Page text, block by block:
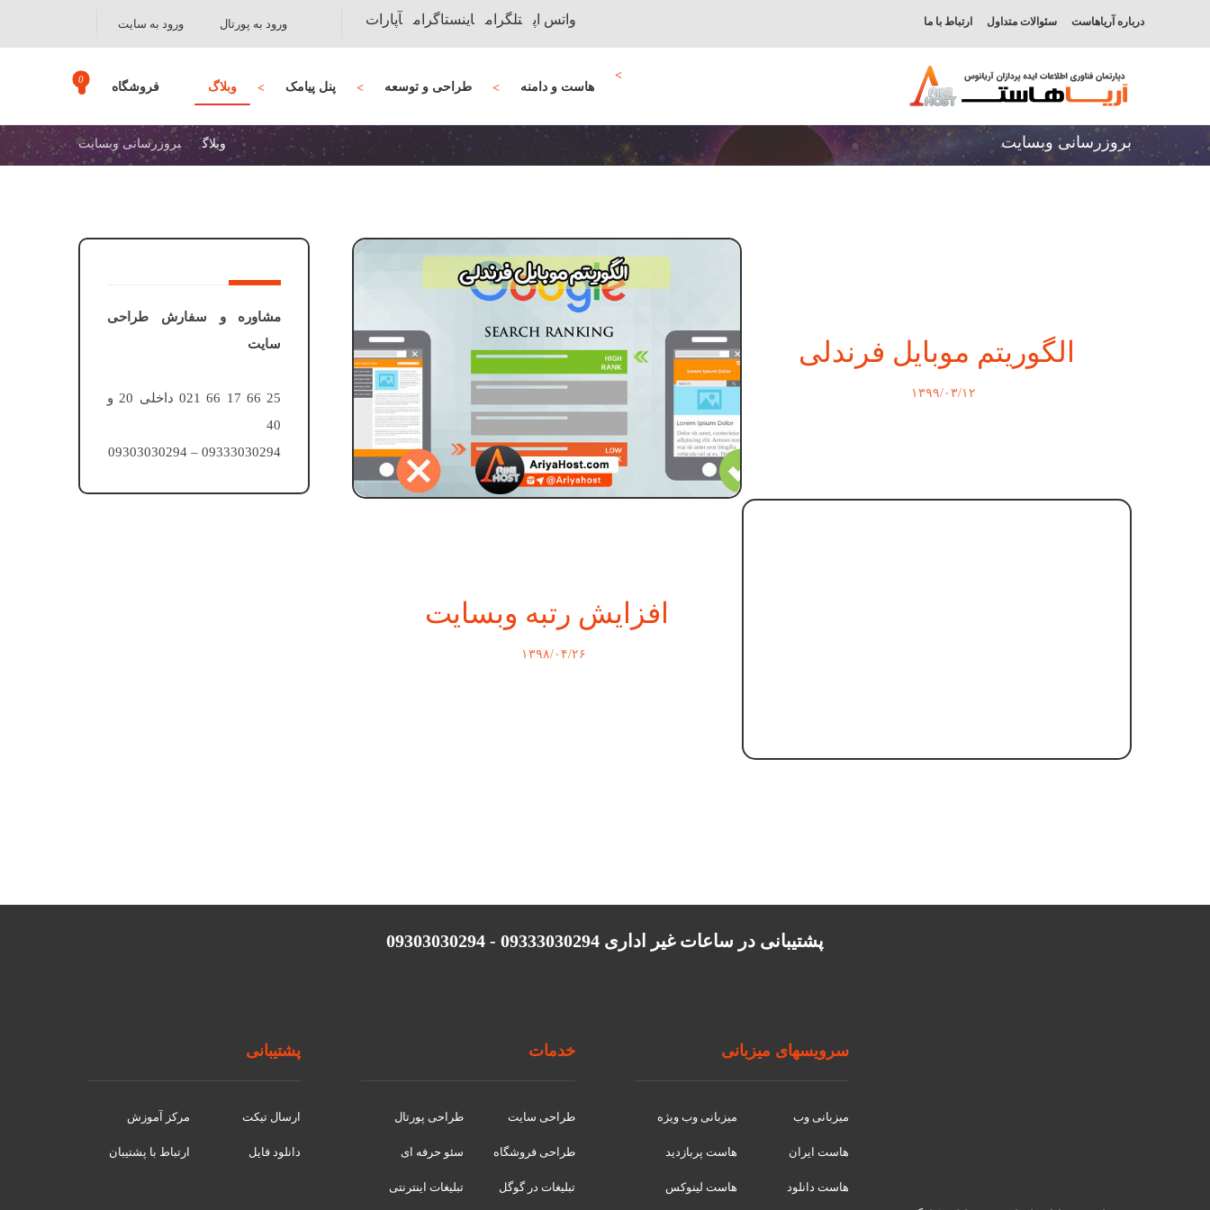
درباره آریاهاست سئوالات متداول ارتباط با ما ورود به سایت ورود به پورتال واتس اپ تلگرام اینستاگرام آپارات
هاست و دامنه طراحی و توسعه پنل پیامک وبلاگ فروشگاه
بروزرسانی وبسایت وبلاگ بروزرسانی وبسایت
الگوریتم موبایل فرندلی
۱۳۹۹/۰۳/۱۲
افزایش رتبه وبسایت
۱۳۹۸/۰۴/۲۶
مشاوره و سفارش طراحی
سایت
25 66 17 66 021 داخلی 20 و
40
09333030294 – 09303030294
پشتیبانی در ساعات غیر اداری 09333030294 - 09303030294
سرویسهای میزبانی
میزبانی وب میزبانی وب ویژه
هاست ایران هاست پربازدید
هاست دانلود هاست لینوکس
خدمات
طراحی سایت طراحی پورتال
طراحی فروشگاه سئو حرفه ای
تبلیغات در گوگل تبلیغات اینترنتی
پشتیبانی
ارسال تیکت مرکز آموزش
دانلود فایل ارتباط با پشتیبان